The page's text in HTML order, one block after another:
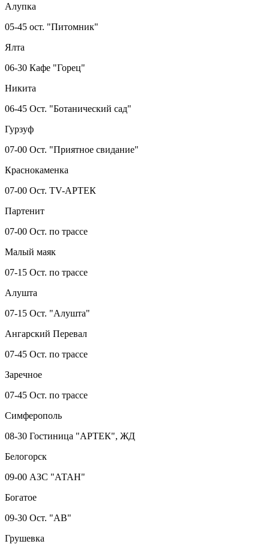
Алупка
05-45 ост. "Питомник"
Ялта
06-30 Кафе "Горец"
Никита
06-45 Ост. "Ботанический сад"
Гурзуф
07-00 Ост. "Приятное свидание"
Краснокаменка
07-00 Ост. TV-АРТЕК
Партенит
07-00 Ост. по трассе
Малый маяк
07-15 Ост. по трассе
Алушта
07-15 Ост. "Алушта"
Ангарский Перевал
07-45 Ост. по трассе
Заречное
07-45 Ост. по трассе
Симферополь
08-30 Гостиница "АРТЕК", ЖД
Белогорск
09-00 АЗС "АТАН"
Богатое
09-30 Ост. "АВ"
Грушевка